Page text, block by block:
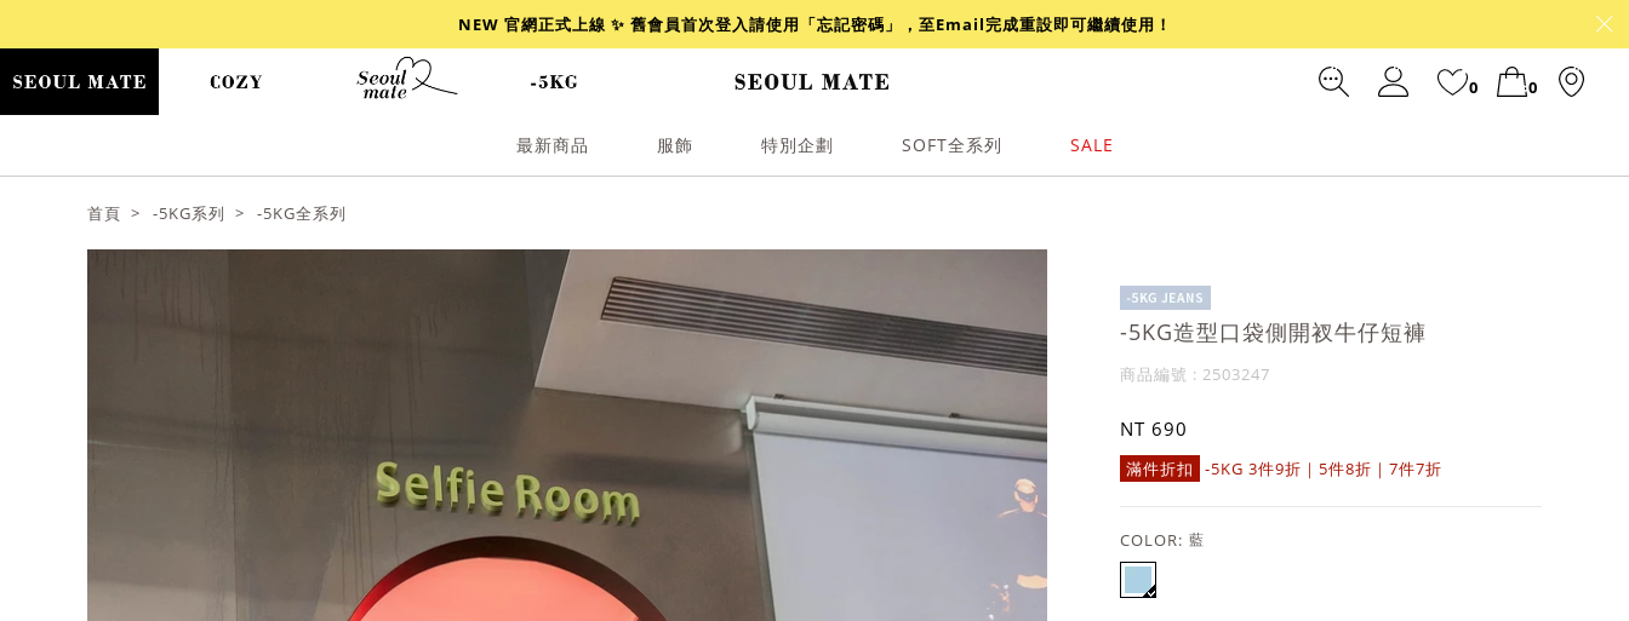
NEW 官網正式上線 ✨ 舊會員首次登入請使用「忘記密碼」，至Email完成重設即可繼續使用！
0 0
最新商品 服飾 特別企劃 SOFT全系列 SALE
背心 洋裝 舒芙蕾
首頁 -5KG系列 -5KG全系列
-5KG造型口袋側開衩牛仔短褲
商品編號 : 2503247
NT 690
滿件折扣 -5KG 3件9折｜5件8折｜7件7折
COLOR: 藍